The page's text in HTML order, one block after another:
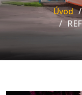
Úvod